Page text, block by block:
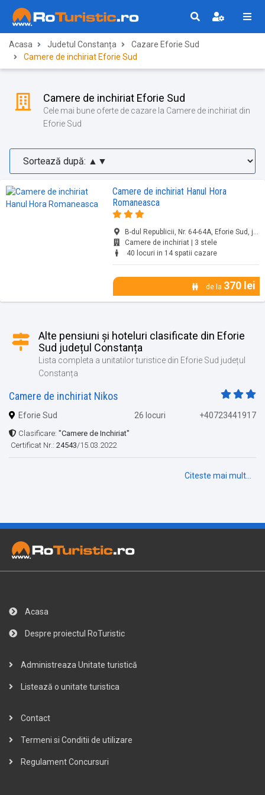
Acasa Judetul Constanța
Cazare Eforie Sud
Camere de inchiriat Eforie Sud
Camere de inchiriat Eforie Sud
Cele mai bune oferte de cazare la Camere de inchiriat din
Eforie Sud
Camere de inchiriat Hanul Hora
Romaneasca
B-dul Republicii, Nr. 64-64A, Eforie Sud, jud. Constanța
Camere de inchiriat | 3 stele
40 locuri in 14 spatii cazare
de la 370 lei
Alte pensiuni și hoteluri clasificate din Eforie
Sud județul Constanța
Lista completa a unitatilor turistice din Eforie Sud județul
Constanța
Camere de inchiriat Nikos
Eforie Sud 26 locuri +40723441917
Clasificare: "Camere de Inchiriat"
Certificat Nr.: 24543/15.03.2022
Citeste mai mult...
Acasa
Despre proiectul RoTuristic
Administreaza Unitate turistică
Listează o unitate turistica
Contact
Termeni si Conditii de utilizare
Regulament Concursuri